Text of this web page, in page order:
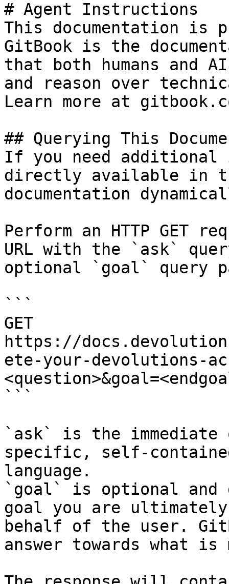
# Agent Instructions
This documentation is
GitBook is the
that both humans and
and reason over
Learn more at
## Querying This
If you need
directly available in
documentation
Perform an HTTP GET
URL with the `ask`
optional `goal` query
```
GET
https://
ete-your-devolutions-
```
`ask` is the
specific, self-
language.
`goal` is optional and
goal you are
behalf of the user.
answer towards what